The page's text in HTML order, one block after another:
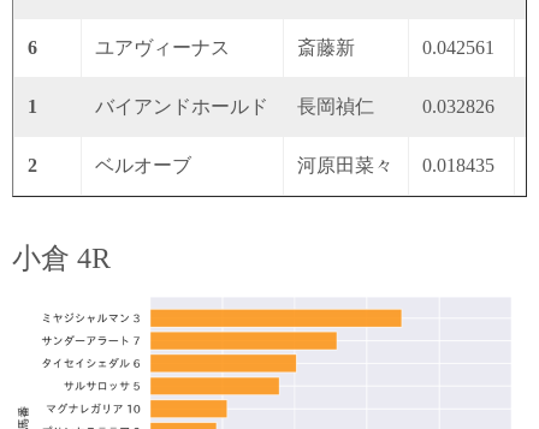
6 ユアヴィーナス 斎藤新 0.042561
1 バイアンドホールド 長岡禎仁 0.032826
2 ベルオーブ 河原田菜々 0.018435
小倉 4R